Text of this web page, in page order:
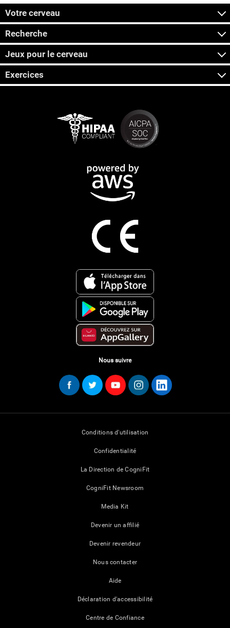
Votre cerveau
Recherche
Jeux pour le cerveau
Exercices
Nous suivre
Conditions d'utilisation
Confidentialité
La Direction de CogniFit
CogniFit Newsroom
Media Kit
Devenir un affilié
Devenir revendeur
Nous contacter
Aide
Déclaration d'accessibilité
Centre de Confiance